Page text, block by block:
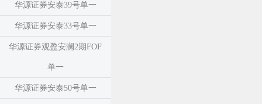
华源证券安泰39号单一
华源证券安泰33号单一
华源证券观盈安澜2期FOF
单一
华源证券安泰50号单一